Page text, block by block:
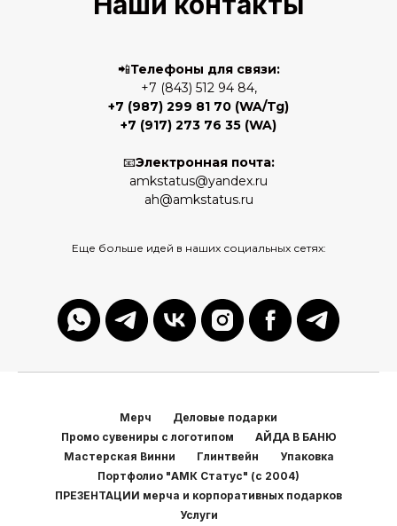
📲Телефоны для связи:
+7 (843) 512 94 84,
+7 (987) 299 81 70 (WA/Tg)
+7 (917) 273 76 35 (WA)
📧Электронная почта:
amkstatus@yandex.ru
ah@amkstatus.ru
Еще больше идей в наших социальных сетях:
Мерч
Деловые подарки
Промо сувениры с логотипом
АЙДА В БАНЮ
Мастерская Винни
Глинтвейн
Упаковка
Портфолио "АМК Статус" (с 2004)
ПРЕЗЕНТАЦИИ мерча и корпоративных подарков
Услуги